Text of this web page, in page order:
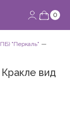
0
"Перкаль"
вид